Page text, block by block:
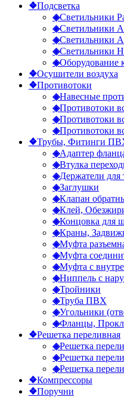
❖Подсветка
◈Светильники
◈Светильники
◈Светильники
◈Светильники
◈Оборудование
❖Осушители воздуха
❖Противотоки
◈Навесные
◈Противотоки
◈Противотоки
◈Противотоки
❖Трубы, Фитинги
◈Адаптер
◈Втулка
◈Держатели для
◈Заглушки
◈Клапан
◈Клей,
◈Концовка для
◈Краны,
◈Муфта
◈Муфта
◈Муфта с
◈Ниппель с
◈Тройники
◈Труба ПВХ
◈Угольники
◈Фланцы,
❖Решетка переливная
◈Решетка
◈Решетка
◈Решетка
❖Компрессоры
❖Поручни